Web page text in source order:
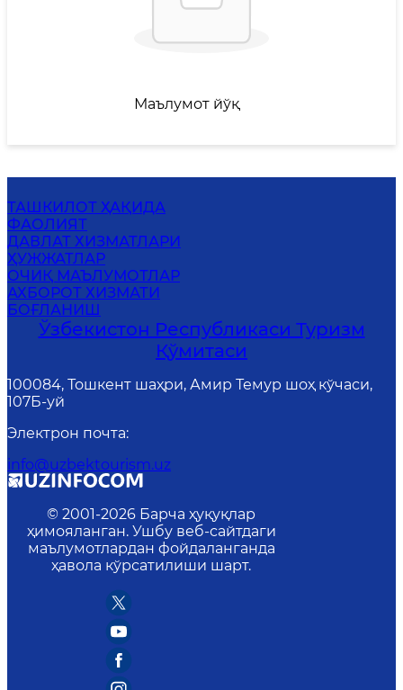
Маълумот йўқ
ТАШКИЛОТ ҲАҚИДА
ФАОЛИЯТ
ДАВЛАТ ХИЗМАТЛАРИ
ҲУЖЖАТЛАР
ОЧИҚ МАЪЛУМОТЛАР
АХБОРОТ ХИЗМАТИ
БОҒЛАНИШ
Ўзбекистон Республикаси Туризм
Қўмитаси
100084, Тошкент шаҳри, Амир Темур шоҳ кўчаси,
107Б-уй
Электрон почта:
info@uzbektourism.uz
© 2001-2026 Барча ҳуқуқлар
ҳимояланган. Ушбу веб-сайтдаги
маълумотлардан фойдаланганда
ҳавола кўрсатилиши шарт.